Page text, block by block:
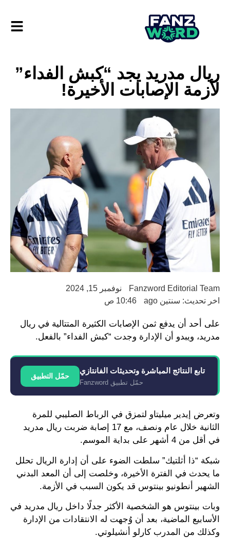
ريال مدريد يجد “كبش الفداء”
لأزمة الإصابات الأخيرة!
Fanzword Editorial Team
نوفمبر 15, 2024
اخر تحديث: سنتين ago
10:46 ص
على أحد أن يدفع ثمن الإصابات الكثيرة المتتالية في ريال
مدريد، ويبدو أن الإدارة وجدت “كبش الفداء” بالفعل.
تابع النتائج المباشرة وتحديثات الفانتازي
حمّل تطبيق Fanzword
حمّل التطبيق
وتعرض إيدير ميليتاو لتمزق في الرباط الصليبي للمرة
الثانية خلال عام ونصف، مع 17 إصابة ضربت ريال مدريد
في أقل من 4 أشهر على بداية الموسم.
شبكة “ذا أثلتيك” سلطت الضوء على أن إدارة الريال تحلل
ما يحدث في الفترة الأخيرة، وخلصت إلى أن المعد البدني
الشهير أنطونيو بينتوس قد يكون السبب في الأزمة.
وبات بينتوس هو الشخصية الأكثر جدلًا داخل ريال مدريد في
الأسابيع الماضية، بعد أن وُجهت له الانتقادات من الإدارة
وكذلك من المدرب كارلو أنشيلوتي.